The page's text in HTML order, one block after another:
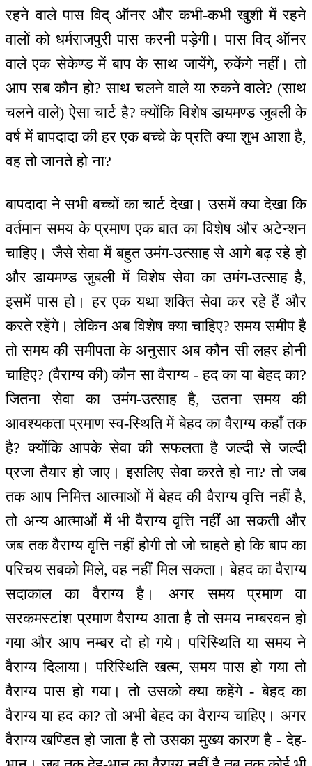
रहने वाले पास विद् ऑनर और कभी-कभी खुशी में रहने
वालों को धर्मराजपुरी पास करनी पड़ेगी। पास विद् ऑनर
वाले एक सेकेण्ड में बाप के साथ जायेंगे, रुकेंगे नहीं। तो
आप सब कौन हो? साथ चलने वाले या रुकने वाले? (साथ
चलने वाले) ऐसा चार्ट है? क्योंकि विशेष डायमण्ड जुबली के
वर्ष में बापदादा की हर एक बच्चे के प्रति क्या शुभ आशा है,
वह तो जानते हो ना?
बापदादा ने सभी बच्चों का चार्ट देखा। उसमें क्या देखा कि
वर्तमान समय के प्रमाण एक बात का विशेष और अटेन्शन
चाहिए। जैसे सेवा में बहुत उमंग-उत्साह से आगे बढ़ रहे हो
और डायमण्ड जुबली में विशेष सेवा का उमंग-उत्साह है,
इसमें पास हो। हर एक यथा शक्ति सेवा कर रहे हैं और
करते रहेंगे। लेकिन अब विशेष क्या चाहिए? समय समीप है
तो समय की समीपता के अनुसार अब कौन सी लहर होनी
चाहिए? (वैराग्य की) कौन सा वैराग्य - हद का या बेहद का?
जितना सेवा का उमंग-उत्साह है, उतना समय की
आवश्यकता प्रमाण स्व-स्थिति में बेहद का वैराग्य कहाँ तक
है? क्योंकि आपके सेवा की सफलता है जल्दी से जल्दी
प्रजा तैयार हो जाए। इसलिए सेवा करते हो ना? तो जब
तक आप निमित्त आत्माओं में बेहद की वैराग्य वृत्ति नहीं है,
तो अन्य आत्माओं में भी वैराग्य वृत्ति नहीं आ सकती और
जब तक वैराग्य वृत्ति नहीं होगी तो जो चाहते हो कि बाप का
परिचय सबको मिले, वह नहीं मिल सकता। बेहद का वैराग्य
सदाकाल का वैराग्य है। अगर समय प्रमाण वा
सरकमस्टांश प्रमाण वैराग्य आता है तो समय नम्बरवन हो
गया और आप नम्बर दो हो गये। परिस्थिति या समय ने
वैराग्य दिलाया। परिस्थिति खत्म, समय पास हो गया तो
वैराग्य पास हो गया। तो उसको क्या कहेंगे - बेहद का
वैराग्य या हद का? तो अभी बेहद का वैराग्य चाहिए। अगर
वैराग्य खण्डित हो जाता है तो उसका मुख्य कारण है - देह-